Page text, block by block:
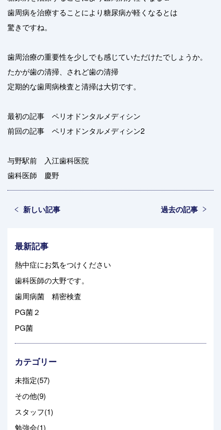
歯周病を治療することにより糖尿病が軽くなるとは
驚きですね。
歯周治療の重要性を少しでも感じていただけたでしょうか。
たかが歯の清掃、されど歯の清掃
定期的な歯周病検査と清掃は大切です。
最初の記事 ペリオドンタルメディシン
前回の記事 ペリオドンタルメディシン2
与野駅前 入江歯科医院
歯科医師 慶野
新しい記事 過去の記事
最新記事
熱中症にお気をつけください
歯科医師の大野です。
歯周病菌 精密検査
PG菌２
PG菌
カテゴリー
未指定(57)
その他(9)
スタッフ(1)
勉強会(1)